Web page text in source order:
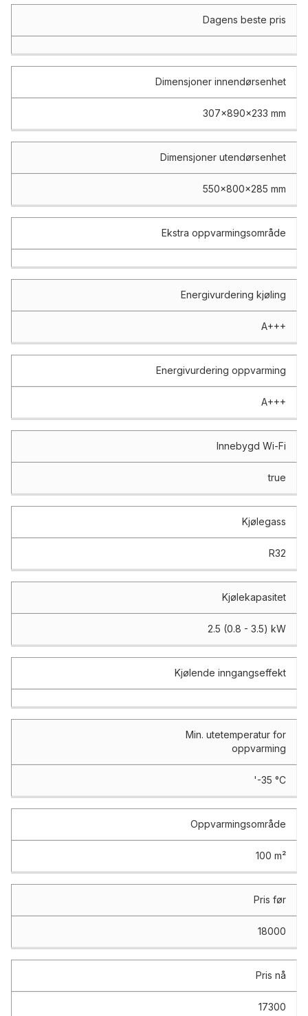
Dagens beste pris
Dimensjoner innendørsenhet
307x890x233 mm
Dimensjoner utendørsenhet
550x800x285 mm
Ekstra oppvarmingsområde
Energivurdering kjøling
A+++
Energivurdering oppvarming
A+++
Innebygd Wi-Fi
true
Kjølegass
R32
Kjølekapasitet
2.5 (0.8 - 3.5) kW
Kjølende inngangseffekt
Min. utetemperatur for
oppvarming
'-35 °C
Oppvarmingsområde
100 m²
Pris før
18000
Pris nå
17300